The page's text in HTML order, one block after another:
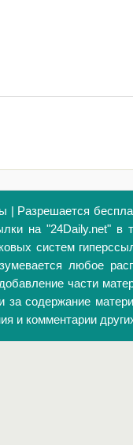
Разрешается
на "24Daily.net" в
систем
любое
части
за содержание
и комментарии